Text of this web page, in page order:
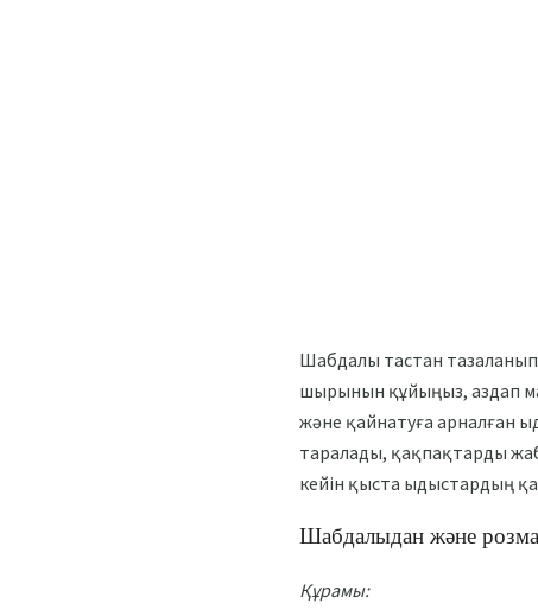
Шабдалы тастан
шырынын құйыңыз, аздап
және қайнатуға арналған
таралады, қақпақтарды
кейін қыста ыдыстардың
Шабдалыдан және
Құрамы: